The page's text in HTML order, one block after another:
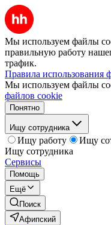
Мы используем файлы
правильную работу
трафик.
Правила использования
Мы используем файлы
файлов cookie
Понятно
Ищу сотрудника
Ищу работу
Ищу
Ищу сотрудника
Сервисы
Помощь
Ещё
Поиск
Афипский